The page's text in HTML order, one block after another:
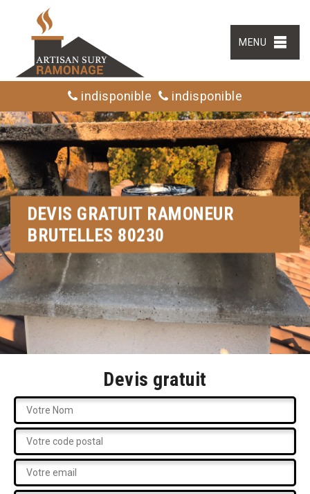
MENU
indisponible indisponible
DEVIS GRATUIT RAMONEUR
BRUTELLES 80230
Devis gratuit